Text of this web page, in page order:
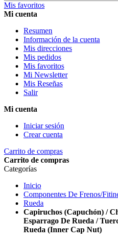
Mis favoritos
Mi cuenta
Resumen
Información de la cuenta
Mis direcciones
Mis pedidos
Mis favoritos
Mi Newsletter
Mis Reseñas
Salir
Mi cuenta
Iniciar sesión
Crear cuenta
Carrito de compras
Carrito de compras
Categorías
Inicio
Componentes De Frenos/
Rueda
Capiruchos (Capuchón) /
Esparrago De Rueda /
Rueda (Inner Cap Nut)